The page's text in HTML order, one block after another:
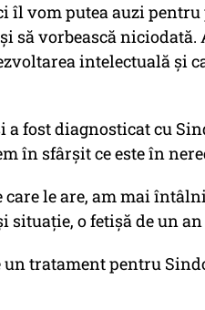
îl vom putea auzi
să vorbească
intelectuală şi
a fost diagnosticat cu
în sfârşit ce este în
le are, am mai
situaţie, o fetişă de un
tratament pentru